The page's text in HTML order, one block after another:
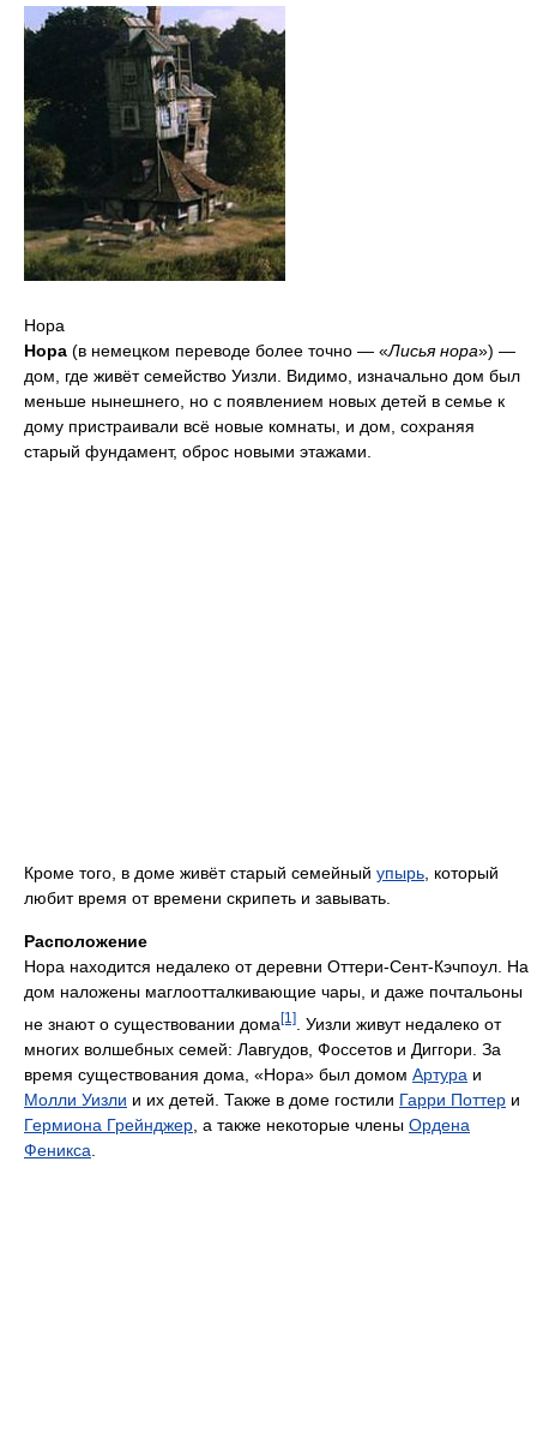
Нора
Нора (в немецком переводе более точно — «Лисья нора») —
дом, где живёт семейство Уизли. Видимо, изначально дом был
меньше нынешнего, но с появлением новых детей в семье к
дому пристраивали всё новые комнаты, и дом, сохраняя
старый фундамент, оброс новыми этажами.
Кроме того, в доме живёт старый семейный упырь, который
любит время от времени скрипеть и завывать.
Расположение
Нора находится недалеко от деревни Оттери-Сент-Кэчпоул. На
дом наложены маглоотталкивающие чары, и даже почтальоны
не знают о существовании дома [1]
. Уизли живут недалеко от
многих волшебных семей: Лавгудов, Фоссетов и Диггори. За
время существования дома, «Нора» был домом Артура и
Молли Уизли и их детей. Также в доме гостили Гарри Поттер и
Гермиона Грейнджер , а также некоторые члены Ордена
Феникса